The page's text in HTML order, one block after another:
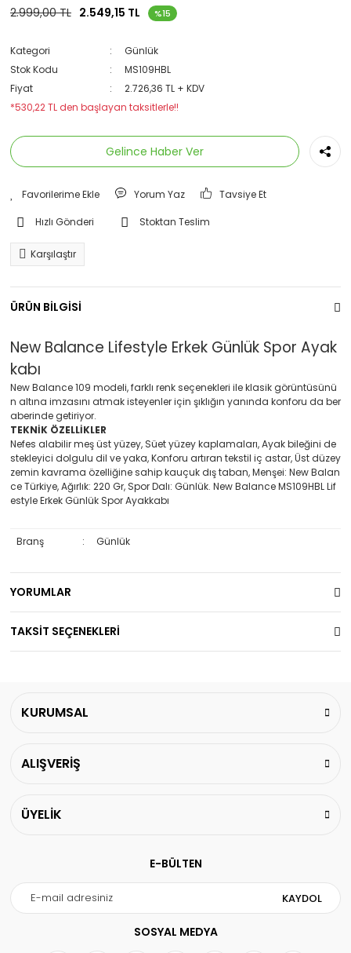
2.999,00 TL 2.549,15 TL %15
Kategori
Günlük
Stok Kodu
MS109HBL
Fiyat
2.726,36 TL + KDV
*530,22 TL den başlayan taksitlerle!!
Gelince Haber Ver
Yorum Yaz Tavsiye Et
Hızlı Gönderi Stoktan Teslim
Karşılaştır
ÜRÜN BİLGİSİ
New Balance Lifestyle Erkek Günlük Spor Ayak
kabı
New Balance 109 modeli, farklı renk seçenekleri ile klasik görüntüsünü
n altına imzasını atmak isteyenler için şıklığın yanında konforu da ber
aberinde getiriyor.
TEKNİK ÖZELLİKLER
Nefes alabilir meş üst yüzey, Süet yüzey kaplamaları, Ayak bileğini de
stekleyici dolgulu dil ve yaka, Konforu artıran tekstil iç astar, Üst düzey
zemin kavrama özelliğine sahip kauçuk dış taban, Menşei: New Balan
ce Türkiye, Ağırlık: 220 Gr, Spor Dalı: Günlük. New Balance MS109HBL Lif
estyle Erkek Günlük Spor Ayakkabı
Branş : Günlük
YORUMLAR
TAKSİT SEÇENEKLERİ
KURUMSAL
ALIŞVERİŞ
ÜYELİK
E-BÜLTEN
KAYDOL
SOSYAL MEDYA